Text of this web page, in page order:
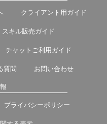
クライアント用ガイド
スキル販売ガイド
チャットご利用ガイド
質問 お問い合わせ
プライバシーポリシー